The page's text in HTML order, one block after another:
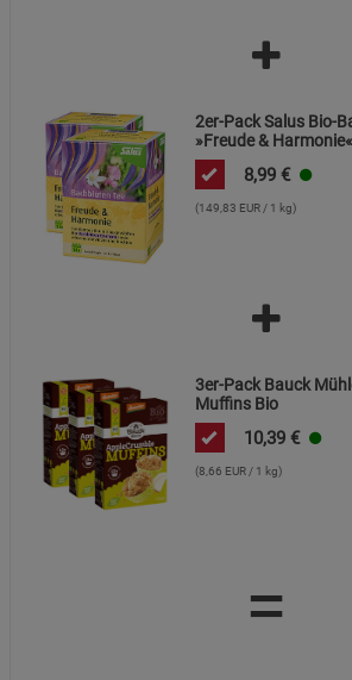
2er-Pack Salus Bio-
»Freude & Harmonie«
8,99 €
(149,83 EUR / 1 kg)
3er-Pack Bauck
Muffins Bio
10,39 €
(8,66 EUR / 1 kg)
=